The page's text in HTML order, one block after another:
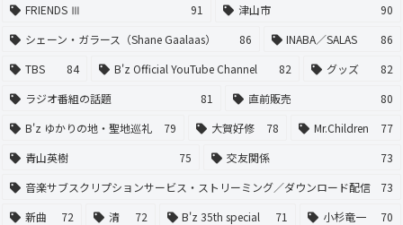
FRIENDS Ⅲ
91 津山市
90
シェーン・ガラース（Shane Gaalaas）
86 INABA／SALAS
86
TBS
84 B'z Official YouTube Channel 82 グッズ
82
ラジオ番組の話題
81 直前販売
80
B'z ゆかりの地・聖地巡礼
79 大賀好修 78 Mr.Children
77
青山英樹
75 交友関係
73
音楽サブスクリプションサービス・ストリーミング／ダウンロード配信
73
新曲
72 清 72 B'z 35th special 71 小杉竜一
70